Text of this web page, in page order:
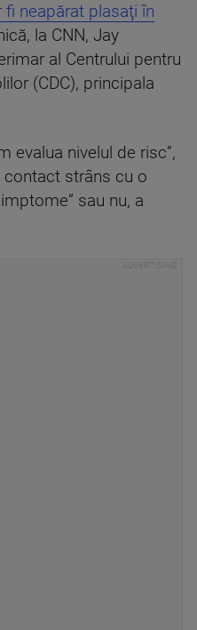
fi neapărat plasaţi în
la CNN, Jay
al Centrului pentru
(CDC), principala
evalua nivelul de risc”,
contact strâns cu o
sau nu, a